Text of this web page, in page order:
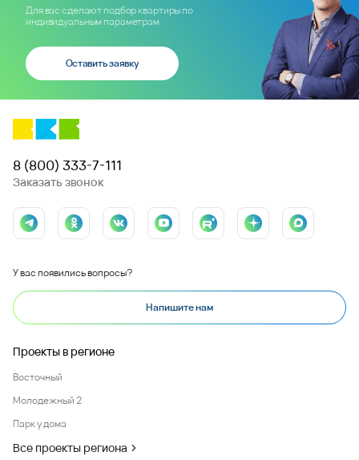
Для вас сделают подбор квартиры по
индивидуальным параметрам
Оставить заявку
8 (800) 333-7-111
Заказать звонок
У вас появились вопросы?
Напишите нам
Проекты в регионе
Восточный
Молодежный 2
Парк у дома
Все проекты региона